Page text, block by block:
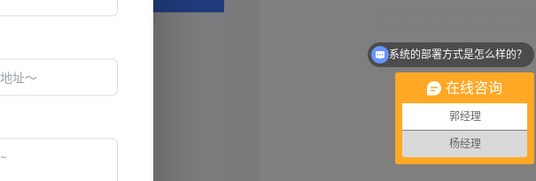
在线咨询
郭经理
杨经理
系统的部署方式是怎么样的？